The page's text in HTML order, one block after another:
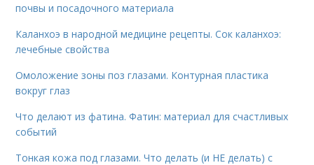
почвы и посадочного материала
Каланхоэ в народной медицине рецепты. Сок каланхоэ:
лечебные свойства
Омоложение зоны поз глазами. Контурная пластика
вокруг глаз
Что делают из фатина. Фатин: материал для счастливых
событий
Тонкая кожа под глазами. Что делать (и НЕ делать) с